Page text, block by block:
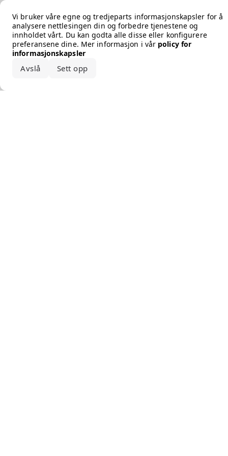
Vi bruker våre egne og tredjeparts informasjonskapsler for å
analysere nettlesingen din og forbedre tjenestene og
innholdet vårt. Du kan godta alle disse eller konfigurere
preferansene dine. Mer informasjon i vår policy for
informasjonskapsler
Avslå Sett opp
Error loading the brand